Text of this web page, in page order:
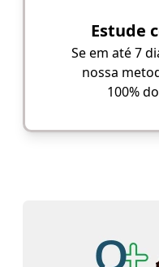
Estude
Se em até 7
nossa
100%